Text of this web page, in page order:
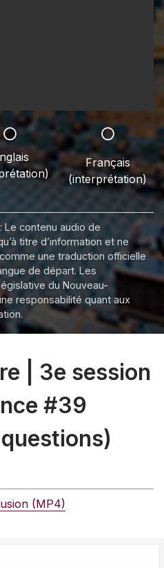
Français
(interprétation)
Le contenu audio de
titre d’information et ne
une traduction officielle
de départ. Les
du Nouveau-
responsabilité quant aux
| 3e session
#39
(MP4)